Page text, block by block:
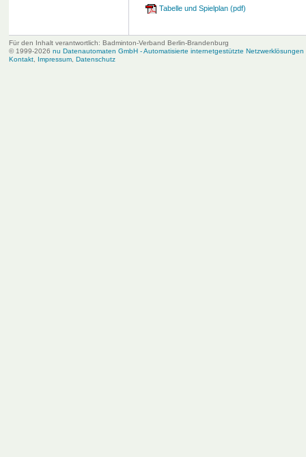
Tabelle und Spielplan (pdf)
Für den Inhalt verantwortlich: Badminton-Verband Berlin-Brandenburg
© 1999-2026 nu Datenautomaten GmbH - Automatisierte internetgestützte Netzwerklösungen
Kontakt, Impressum, Datenschutz